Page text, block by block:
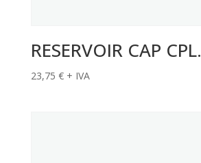
RESERVOIR CAP CPL.
23,75 € + IVA